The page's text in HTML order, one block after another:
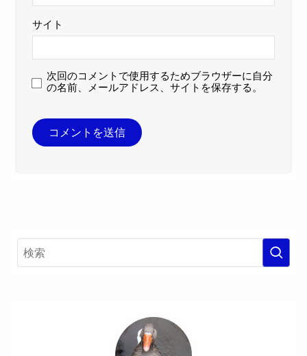
サイト
次回のコメントで使用するためブラウザーに自分
の名前、メールアドレス、サイトを保存する。